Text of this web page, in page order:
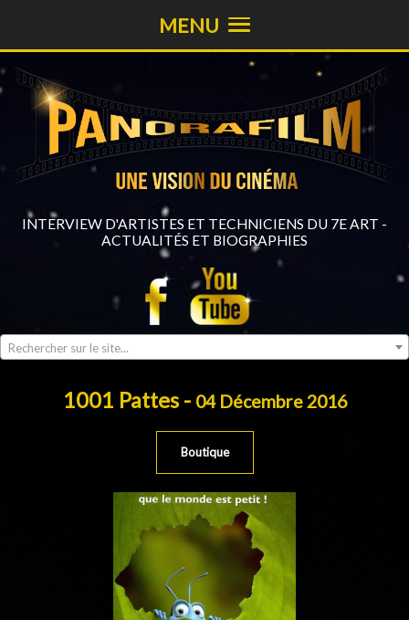
INTERVIEW D'ARTISTES ET TECHNICIENS DU 7E ART -
ACTUALITÉS ET BIOGRAPHIES
Rechercher sur le site...
MENU
1001 Pattes - 04 Décembre 2016
Boutique